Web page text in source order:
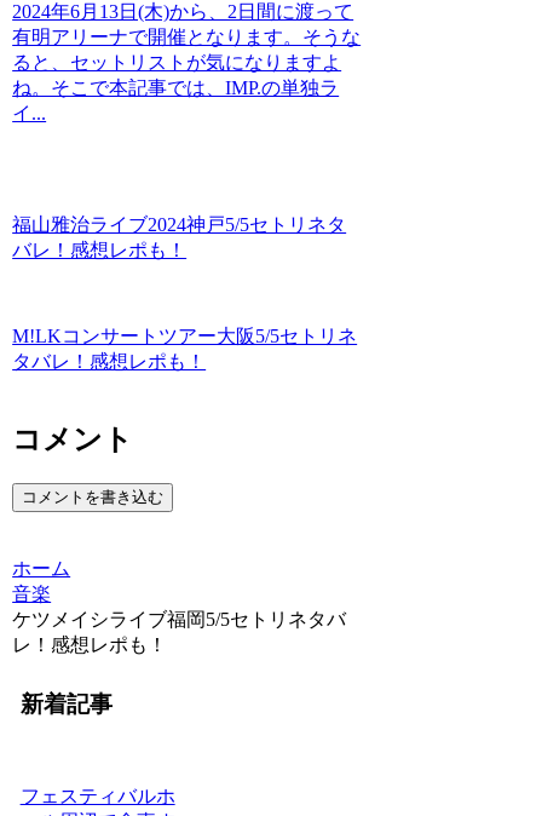
2024年6月13日(木)から、2日間に渡って
有明アリーナで開催となります。そうな
ると、セットリストが気になりますよ
ね。そこで本記事では、IMP.の単独ラ
イ...
福山雅治ライブ2024神戸5/5セトリネタ
バレ！感想レポも！
M!LKコンサートツアー大阪5/5セトリネ
タバレ！感想レポも！
コメント
コメントを書き込む
ホーム
音楽
ケツメイシライブ福岡5/5セトリネタバ
レ！感想レポも！
新着記事
フェスティバルホ